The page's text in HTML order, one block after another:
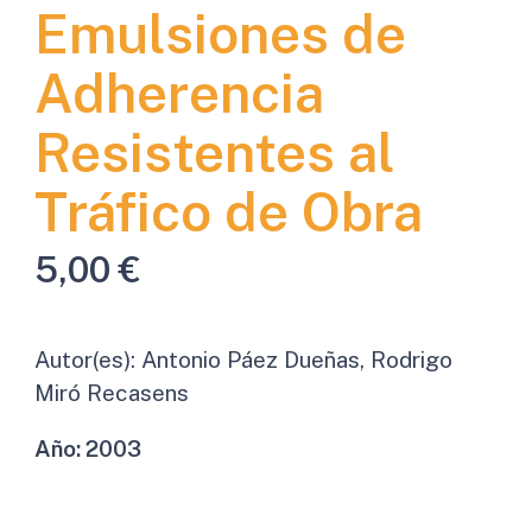
Emulsiones de
Adherencia
Resistentes al
Tráfico de Obra
5,00€
Autor(es): Antonio Páez Dueñas, Rodrigo
Miró Recasens
Año:2003